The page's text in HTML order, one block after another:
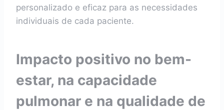
personalizado e eficaz para as necessidades
individuais de cada paciente.
Impacto positivo no bem-
estar, na capacidade
pulmonar e na qualidade de